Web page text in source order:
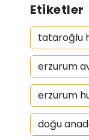
Etiketler
tataroğlu
erzurum
erzurum
doğu